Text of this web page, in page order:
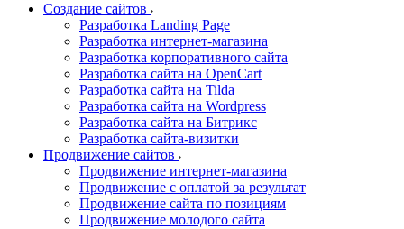
Создание сайтов
Разработка Landing Page
Разработка интернет-магазина
Разработка корпоративного сайта
Разработка сайта на OpenCart
Разработка сайта на Tilda
Разработка сайта на Wordpress
Разработка сайта на Битрикс
Разработка сайта-визитки
Продвижение сайтов
Продвижение интернет-магазина
Продвижение с оплатой за результат
Продвижение сайта по позициям
Продвижение молодого сайта